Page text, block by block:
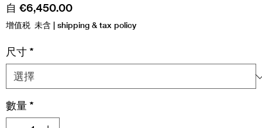
自 €6,450.00促
銷
價
增值税 未含 | shipping & tax policy
尺寸 *
數量 *